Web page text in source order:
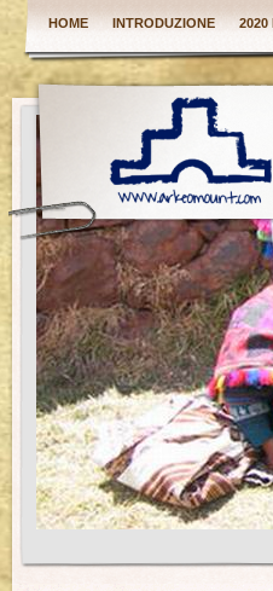
HOME INTRODUZIONE